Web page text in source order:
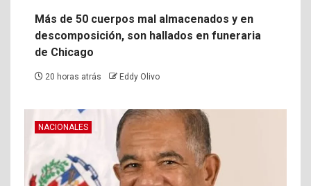
Más de 50 cuerpos mal almacenados y en
descomposición, son hallados en funeraria
de Chicago
20 horas atrás Eddy Olivo
NACIONALES